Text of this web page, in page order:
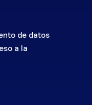
de datos
a la